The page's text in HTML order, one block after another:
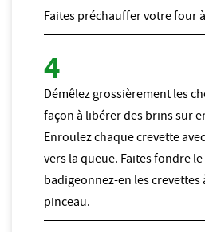
Faites préchauffer votre four à
Démêlez grossièrement les
façon à libérer des brins sur
Enroulez chaque crevette
vers la queue. Faites fondre
badigeonnez-en les crevettes
pinceau.